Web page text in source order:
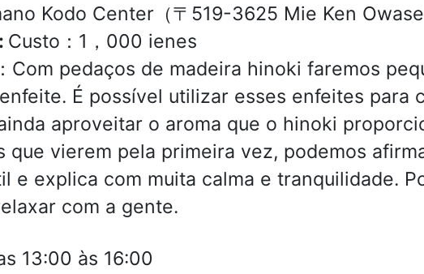
Kodo Center（〒519-3625 Mie Ken
Custo：1，000 ienes
Com pedaços de madeira hinoki faremos
É possível utilizar esses enfeites para
aproveitar o aroma que o hinoki
que vierem pela primeira vez, podemos
e explica com muita calma e tranquilidade.
com a gente.
13:00 às 16:00